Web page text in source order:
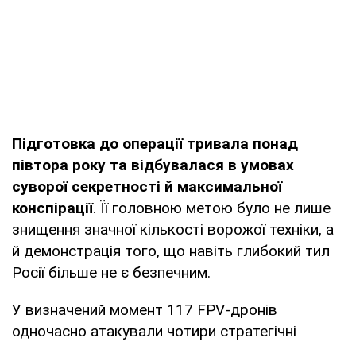
Підготовка до операції тривала понад
півтора року та відбувалася в умовах
суворої секретності й максимальної
конспірації. Її головною метою було не лише
знищення значної кількості ворожої техніки, а
й демонстрація того, що навіть глибокий тил
Росії більше не є безпечним.
У визначений момент 117 FPV-дронів
одночасно атакували чотири стратегічні